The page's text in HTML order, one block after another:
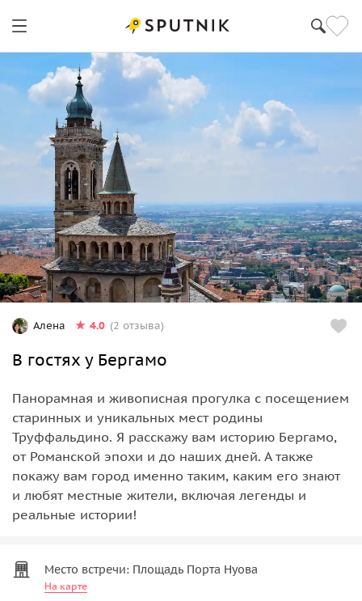
Алена 4.0 (2 отзыва)
В гостях у Бергамо
Панорамная и живописная прогулка с посещением
старинных и уникальных мест родины
Труффальдино. Я расскажу вам историю Бергамо,
от Романской эпохи и до наших дней. А также
покажу вам город именно таким, каким его знают
и любят местные жители, включая легенды и
реальные истории!
Место встречи: Площадь Порта Нуова
На карте